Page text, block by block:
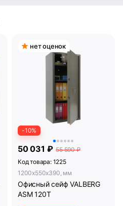
нет оценок
-10%
50 031 ₽ 55 590 ₽
Код товара: 1225
1200x550x390, мм
Офисный сейф VALBERG
ASM 120T